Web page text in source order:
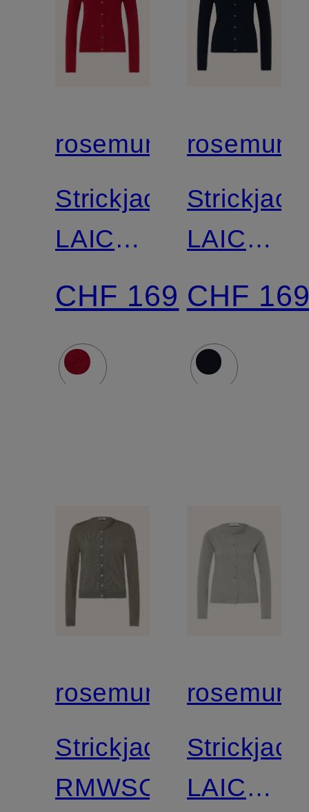
rosemunde
Strickjacke
LAICA
mit
Cashmere
CHF 169
LAICA
mit
CHF
rosemunde
Strickjacke
RMWSOFIALAICA